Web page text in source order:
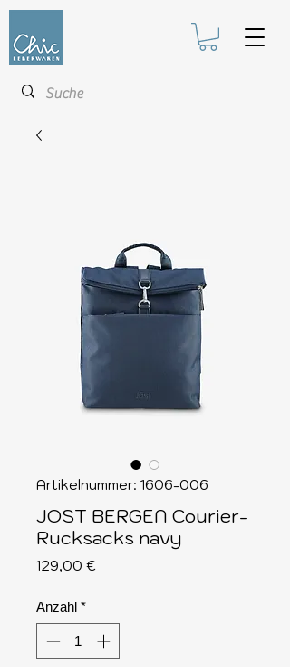
Artikelnummer: 1606-006
JOST BERGEN Courier-
Rucksacks navy
129,00 €Preis
Anzahl *